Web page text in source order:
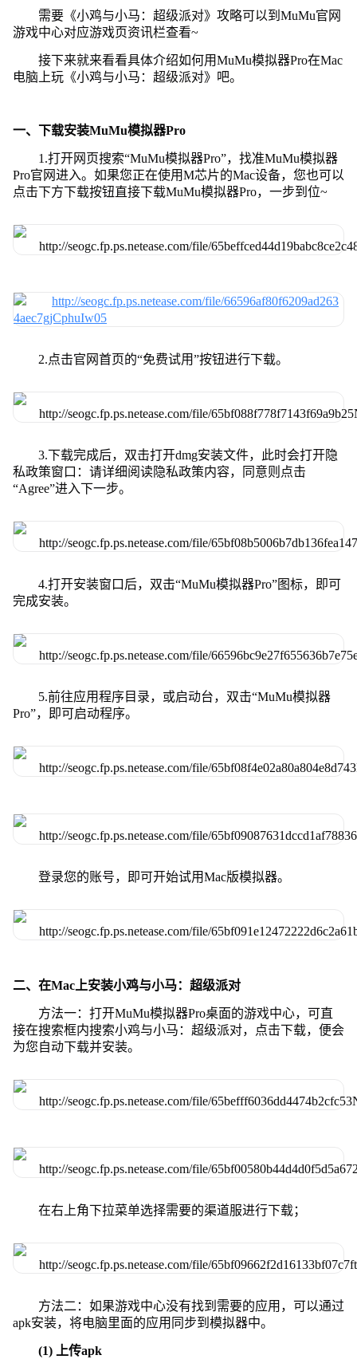
需要《小鸡与小马：超级派对》攻略可以到MuMu官网
游戏中心对应游戏页资讯栏查看~
接下来就来看看具体介绍如何用MuMu模拟器Pro在Mac
电脑上玩《小鸡与小马：超级派对》吧。
一、下载安装MuMu模拟器Pro
1.打开网页搜索“MuMu模拟器Pro”，找准MuMu模拟器
Pro官网进入。如果您正在使用M芯片的Mac设备，您也可以
点击下方下载按钮直接下载MuMu模拟器Pro，一步到位~
2.点击官网首页的“免费试用”按钮进行下载。
3.下载完成后，双击打开dmg安装文件，此时会打开隐
私政策窗口：请详细阅读隐私政策内容，同意则点击
“Agree”进入下一步。
4.打开安装窗口后，双击“MuMu模拟器Pro”图标，即可
完成安装。
5.前往应用程序目录，或启动台，双击“MuMu模拟器
Pro”，即可启动程序。
登录您的账号，即可开始试用Mac版模拟器。
二、在Mac上安装小鸡与小马：超级派对
方法一：打开MuMu模拟器Pro桌面的游戏中心，可直
接在搜索框内搜索小鸡与小马：超级派对，点击下载，便会
为您自动下载并安装。
在右上角下拉菜单选择需要的渠道服进行下载；
方法二：如果游戏中心没有找到需要的应用，可以通过
apk安装，将电脑里面的应用同步到模拟器中。
(1) 上传apk